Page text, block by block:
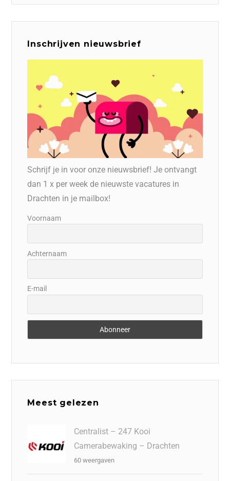
Inschrijven nieuwsbrief
Schrijf je in voor onze nieuwsbrief! Je ontvangt
dan 1 x per week de nieuwste vacatures in
Drachten in je mailbox!
Voornaam
Achternaam
E-mail
Meest gelezen
Centralist – 247 Kooi
Camerabewaking – Drachten
60 weergaven